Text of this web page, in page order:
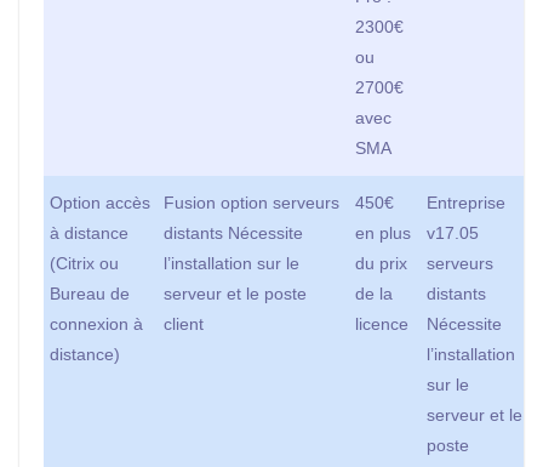
2300€
ou
2700€
avec
SMA
Option accès
à distance
(Citrix ou
Bureau de
connexion à
distance)
Fusion option serveurs
distants Nécessite
l’installation sur le
serveur et le poste
client
450€
en plus
du prix
de la
licence
Entreprise
v17.05
serveurs
distants
Nécessite
l’installation
sur le
serveur et le
poste